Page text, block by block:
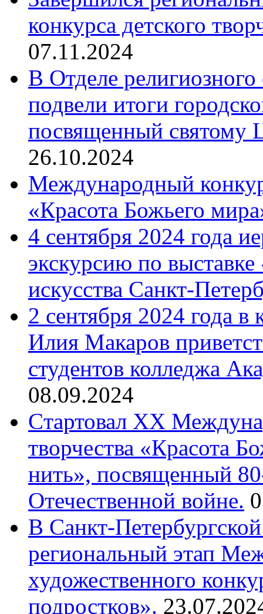
конкурса детского
07.11.2024
В Отделе религиозного
подвели итоги
посвященный святому
26.10.2024
Международный
«Красота Божьего
4 сентября 2024 года
экскурсию по
искусства Санкт-
2 сентября 2024 года
Илия Макаров
студентов колледжа
08.09.2024
Cтартовал XX
творчества «Красота
нить», посвященный
Отечественной войне.
В Санкт-
региональный этап
художественного
подростков».